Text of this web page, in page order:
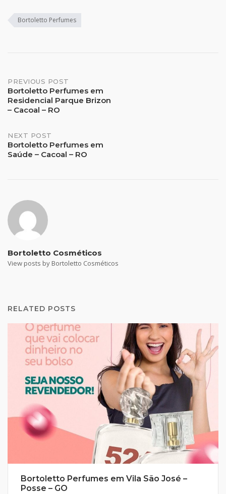
Bortoletto Perfumes
Post
navigation
PREVIOUS POST
Bortoletto Perfumes em
Residencial Parque Brizon
– Cacoal – RO
NEXT POST
Bortoletto Perfumes em
Saúde – Cacoal – RO
Bortoletto Cosméticos
View posts by Bortoletto Cosméticos
RELATED POSTS
Bortoletto Perfumes em Vila São José –
Posse – GO